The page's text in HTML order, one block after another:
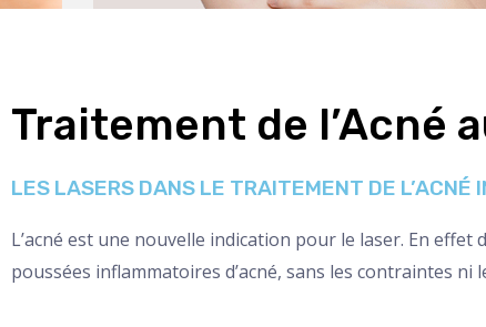
Traitement de l’Acné
LES LASERS DANS LE TRAITEMENT DE L’ACNÉ
L’acné est une nouvelle indication pour le laser. En
poussées inflammatoires d’acné, sans les contraintes